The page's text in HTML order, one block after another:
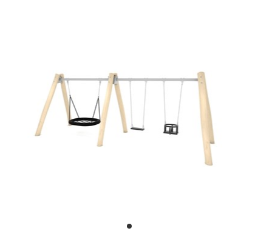
Hitta din säljare
Kontakta Lekolar